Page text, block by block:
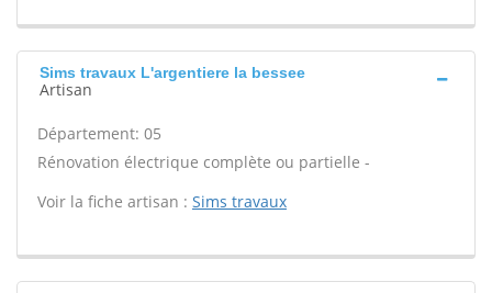
Sims travaux L'argentiere la bessee
Artisan
Département: 05
Rénovation électrique complète ou partielle -
Voir la fiche artisan : Sims travaux